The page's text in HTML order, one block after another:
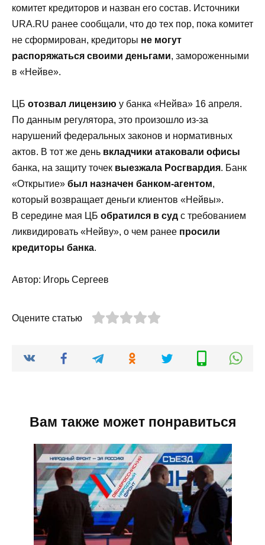
комитет кредиторов и назван его состав. Источники
URA.RU ранее сообщали, что до тех пор, пока комитет
не сформирован, кредиторы не могут
распоряжаться своими деньгами, замороженными
в «Нейве».
ЦБ отозвал лицензию у банка «Нейва» 16 апреля.
По данным регулятора, это произошло из-за
нарушений федеральных законов и нормативных
актов. В тот же день вкладчики атаковали офисы
банка, на защиту точек выезжала Росгвардия. Банк
«Открытие» был назначен банком-агентом,
который возвращает деньги клиентов «Нейвы».
В середине мая ЦБ обратился в суд с требованием
ликвидировать «Нейву», о чем ранее просили
кредиторы банка.
Автор: Игорь Сергеев
Оцените статью
Вам также может понравиться